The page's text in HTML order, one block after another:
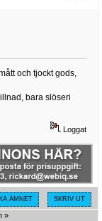
och tjockt gods,
bara slöseri
Loggat
ÄMNET SKRIV UT
»